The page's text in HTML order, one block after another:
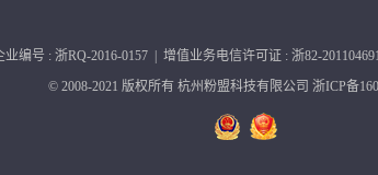
号 : 浙RQ-2016-0157 | 增值业务电信许可证 : 浙82-
© 2008-2021 版权所有 杭州粉盟科技有限公司 浙ICP备